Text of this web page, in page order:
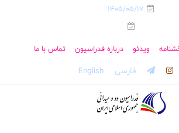
1405/05/17
ویدئو درباره فدراسیون تماس با ما
فارسی English